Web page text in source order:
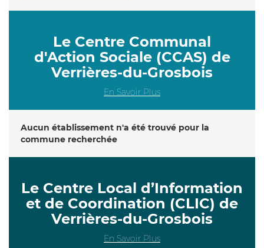
Le Centre Communal
d'Action Sociale (CCAS) de
Verrières-du-Grosbois
En Savoir Plus
Aucun établissement n'a été trouvé pour la
commune recherchée
Le Centre Local d’Information
et de Coordination (CLIC) de
Verrières-du-Grosbois
En Savoir Plus